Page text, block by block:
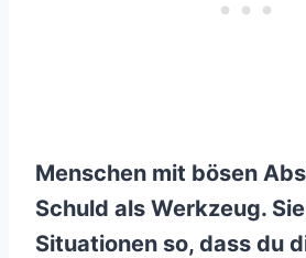
Menschen mit bösen
Schuld als Werkzeug.
Situationen so, dass du